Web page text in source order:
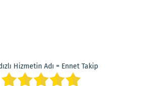
Hizmetin Adı = Ennet Takip